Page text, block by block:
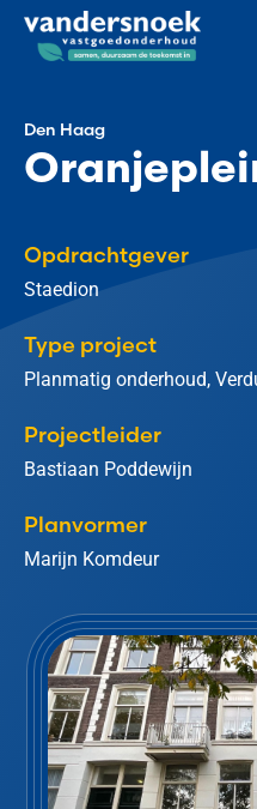
Den Haag
Opdrachtgever
Staedion
Type project
Planmatig onderhoud,
Projectleider
Bastiaan Poddewijn
Planvormer
Marijn Komdeur